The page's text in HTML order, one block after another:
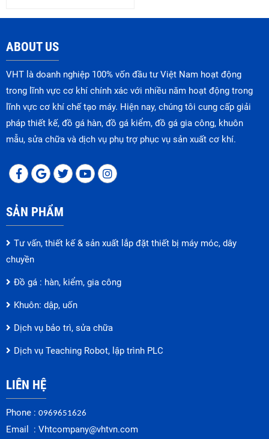
ABOUT US
VHT là doanh nghiệp 100% vốn đầu tư Việt Nam hoạt động
trong lĩnh vực cơ khí chính xác với nhiều năm hoạt động trong
lĩnh vực cơ khí chế tạo máy. Hiện nay, chúng tôi cung cấp giải
pháp thiết kế, đồ gá hàn, đồ gá kiểm, đồ gá gia công, khuôn
mẫu, sửa chữa và dịch vụ phụ trợ phục vụ sản xuất cơ khí.
SẢN PHẨM
Tư vấn, thiết kế & sản xuất lắp đặt thiết bị máy móc, dây
chuyền
Đồ gá : hàn, kiểm, gia công
Khuôn: dập, uốn
Dịch vụ bảo trì, sửa chữa
Dịch vụ Teaching Robot, lập trình PLC
LIÊN HỆ
Phone : 0969651626
Email : Vhtcompany@vhtvn.com